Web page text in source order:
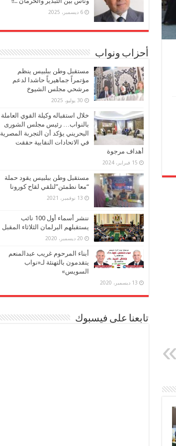
6 ديسمبر، 2025
أحزاب ونواب
مستقبل وطن ببلبيس ينظم
مؤتمراً جماهيرياً حاشدا لدعم
مرشحي مجلس الشيوخ
30 يوليو، 2025
خلال استقباله وكيلة القوي العاملة
بالنواب… رئيس مجلس الشورى
البحريني يؤكد أن التجربة المصرية
في الاتحادات النقابية حققت
أهداف مرجوة
15 فبراير، 2024
مستقبل وطن ببلبيس يقود حملة
“معا نطمئن”لتلقي لقاح كورونا
13 نوفمبر، 2021
ننشر أسماء أول 100 نائب
يستقبلهم البرلمان الثلاثاء المقبل
20 ديسمبر، 2020
أبناء المرحوم غريب عبدالمنعم
يتقدمون بالتهنئة لـ«نواب
السويس»
13 ديسمبر، 2020
تابعنا على فيسبوك